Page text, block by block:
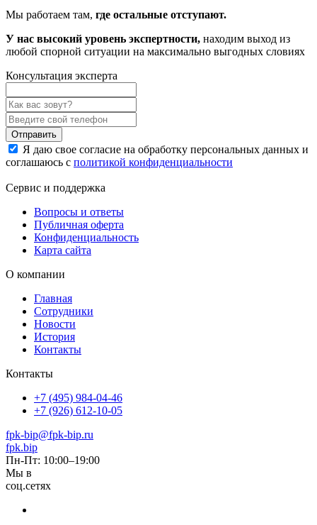
Мы работаем там, где остальные отступают.
У нас высокий уровень экспертности, находим выход из
любой спорной ситуации на максимально выгодных словиях
Консультация эксперта
Отправить
Я даю свое согласие на обработку персональных данных и
соглашаюсь с политикой конфиденциальности
Сервис и поддержка
Вопросы и ответы
Публичная оферта
Конфиденциальность
Карта сайта
О компании
Главная
Сотрудники
Новости
История
Контакты
Контакты
+7 (495) 984-04-46
+7 (926) 612-10-05
fpk-bip@fpk-bip.ru
fpk.bip
Пн-Пт: 10:00–19:00
Мы в
соц.сетях